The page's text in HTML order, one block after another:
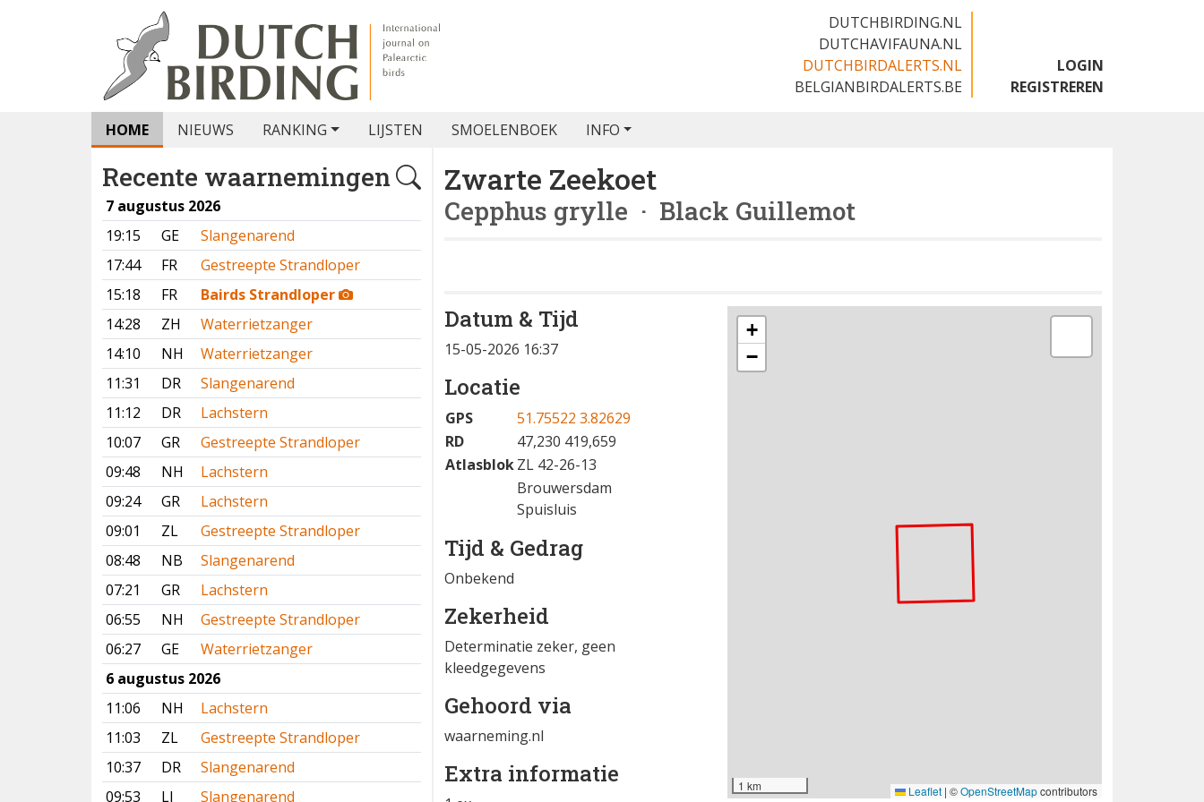
DUTCHBIRDING.NL
DUTCHAVIFAUNA.NL
DUTCHBIRDALERTS.NL
BELGIANBIRDALERTS.BE
LOGIN
REGISTREREN
HOME NIEUWS RANKING LIJSTEN SMOELENBOEK INFO
Recente waarnemingen
7 augustus 2026
19:15
GE
Slangenarend
17:44
FR
Gestreepte Strandloper
15:18
FR
Bairds Strandloper
14:28
ZH
Waterrietzanger
14:10
NH
Waterrietzanger
11:31
DR
Slangenarend
11:12
DR
Lachstern
10:07
GR
Gestreepte Strandloper
09:48
NH
Lachstern
09:24
GR
Lachstern
09:01
ZL
Gestreepte Strandloper
08:48
NB
Slangenarend
07:21
GR
Lachstern
06:55
NH
Gestreepte Strandloper
06:27
GE
Waterrietzanger
6 augustus 2026
11:06
NH
Lachstern
11:03
ZL
Gestreepte Strandloper
10:37
DR
Slangenarend
09:53
LI
Slangenarend
Zwarte Zeekoet
Cepphus grylle · Black Guillemot
Datum & Tijd
15-05-2026 16:37
Locatie
GPS
51.75522 3.82629
RD
47,230 419,659
AtlasblokZL 42-26-13
Brouwersdam
Spuisluis
Tijd & Gedrag
Onbekend
Zekerheid
Determinatie zeker, geen
kleedgegevens
Gehoord via
waarneming.nl
Extra informatie
+
−
1 km Leaflet | ©OpenStreetMapcontributors